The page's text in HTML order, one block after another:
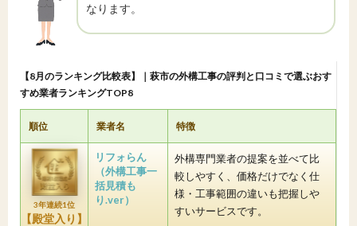
なります。
【8月のランキング比較表】｜萩市の外構工事の評判と口コミで選ぶおす
すめ業者ランキングTOP8
順位 業者名 特徴
3年連続1位
【殿堂入り】
リフォらん
（外構工事一
括見積も
り.ver）
外構専門業者の提案を並べて比
較しやすく、価格だけでなく仕
様・工事範囲の違いも把握しや
すいサービスです。